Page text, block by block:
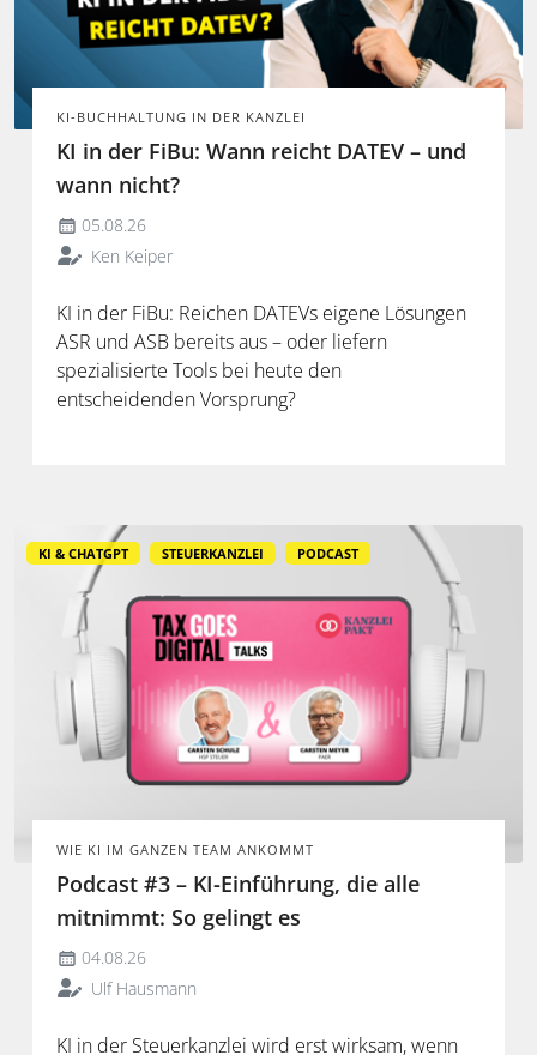
KI-BUCHHALTUNG IN DER KANZLEI
KI in der FiBu: Wann reicht DATEV – und
wann nicht?
05.08.26
Ken Keiper
KI in der FiBu: Reichen DATEVs eigene Lösungen
ASR und ASB bereits aus – oder liefern
spezialisierte Tools bei heute den
entscheidenden Vorsprung?
KI & CHATGPT STEUERKANZLEI PODCAST
WIE KI IM GANZEN TEAM ANKOMMT
Podcast #3 – KI-Einführung, die alle
mitnimmt: So gelingt es
04.08.26
Ulf Hausmann
KI in der Steuerkanzlei wird erst wirksam, wenn